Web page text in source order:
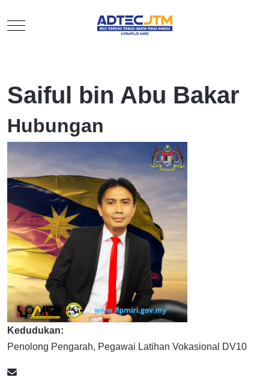
Mobile Menu Toggle
Saiful bin Abu Bakar
Hubungan
Kedudukan:
Penolong Pengarah, Pegawai Latihan Vokasional DV10
E-mel